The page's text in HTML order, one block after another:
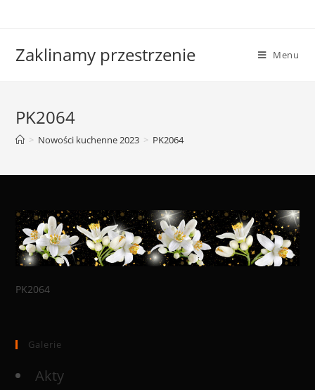
Zaklinamy przestrzenie Menu
PK2064
> Nowości kuchenne 2023 > PK2064
PK2064
Galerie
Akty